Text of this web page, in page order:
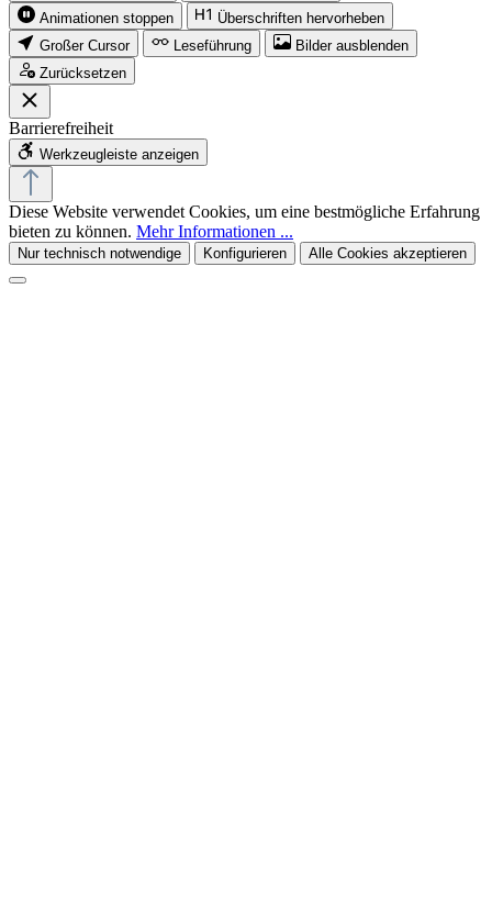
Animationen stoppen
Überschriften hervorheben
Großer Cursor
Leseführung
Bilder ausblenden
Zurücksetzen
Barrierefreiheit
Werkzeugleiste anzeigen
Diese Website verwendet Cookies, um eine bestmögliche Erfahrung
bieten zu können. Mehr Informationen ...
Nur technisch notwendige Konfigurieren Alle Cookies akzeptieren